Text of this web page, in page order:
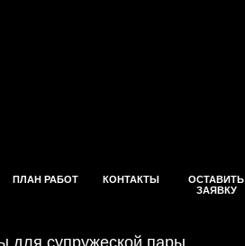
ПЛАН РАБОТ КОНТАКТЫ
ОСТАВИТЬ
ЗАЯВКУ